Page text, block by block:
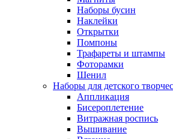
Наборы бусин
Наклейки
Открытки
Помпоны
Трафареты и штампы
Фоторамки
Шенил
Наборы для детского
Аппликация
Бисероплетение
Витражная роспись
Вышивание